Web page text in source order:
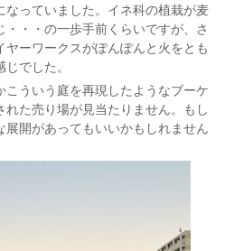
っていました。イネ科の植栽が麦
・・の一歩手前くらいですが、さ
ーワークスがぽんぽんと火をとも
でした。
ういう庭を再現したようなブーケ
た売り場が見当たりません。もし
開があってもいいかもしれません